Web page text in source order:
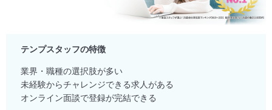
テンプスタッフの特徴
業界・職種の選択肢が多い
未経験からチャレンジできる求人がある
オンライン面談で登録が完結できる